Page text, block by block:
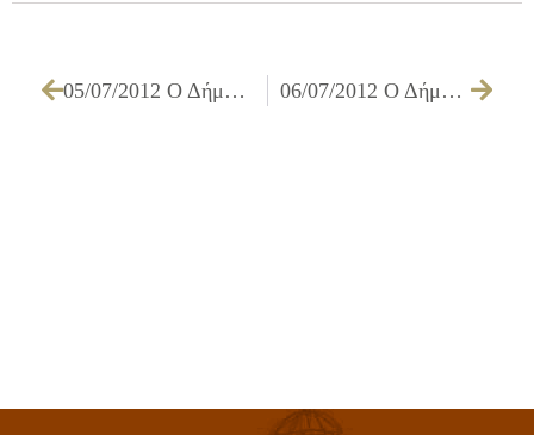
05/07/2012 Ο Δήμος Ιλίου σε ετοιμότητα λόγω υψηλών θερμοκρασιών 06/07/2012 Ο Δήμος Ιλίου σε ετοιμότητα λόγω υψηλών θερμοκρασιών την Κυριακή 8/7/2012